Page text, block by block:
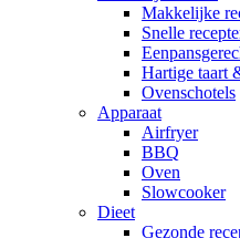
Makkelijke
Snelle
Hartige taart
Ovenschotels
Apparaat
Airfryer
BBQ
Oven
Slowcooker
Dieet
Gezonde